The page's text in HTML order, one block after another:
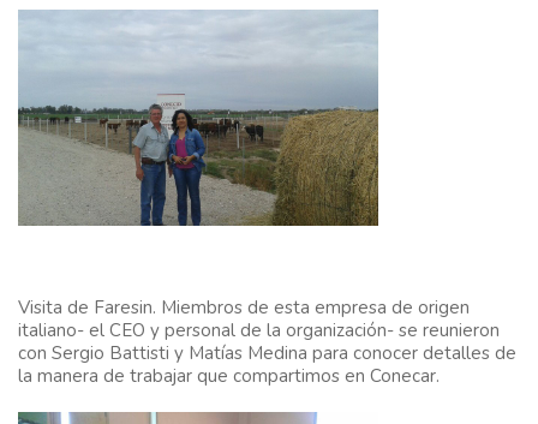
Visita de Faresin. Miembros de esta empresa de origen
italiano- el CEO y personal de la organización- se reunieron
con Sergio Battisti y Matías Medina para conocer detalles de
la manera de trabajar que compartimos en Conecar.